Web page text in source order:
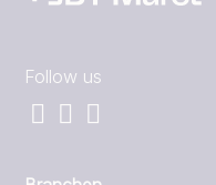
Follow us